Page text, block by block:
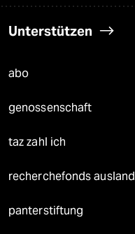
Unterstützen
abo
genossenschaft
taz zahl ich
recherchefonds ausland
panterstiftung